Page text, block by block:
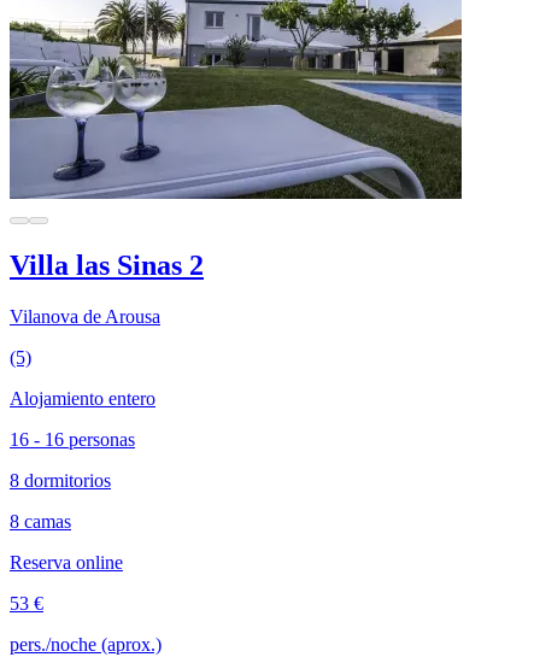
Villa las Sinas 2
Vilanova de Arousa
(5)
Alojamiento entero
16 - 16 personas
8 dormitorios
8 camas
Reserva online
53 €
pers./noche (aprox.)